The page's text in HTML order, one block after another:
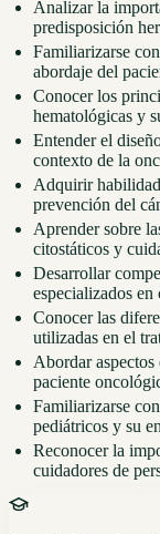
Analizar la
predisposición
Familiarizarse
abordaje del
Conocer los
hematológicas y
Entender el
contexto de la
Adquirir
prevención del
Aprender sobre
citostáticos y
Desarrollar
especializados
Conocer las
utilizadas en el
Abordar
paciente
Familiarizarse
pediátricos y su
Reconocer la
cuidadores de